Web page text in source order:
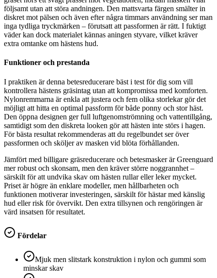
följsamt utan att störa andningen. Den mattsvarta färgen smälter in
diskret mot pälsen och även efter några timmars användning ser man
inga tydliga tryckmärken – förutsatt att passformen är rätt. I fuktigt
väder kan dock materialet kännas aningen styvare, vilket kräver
extra omtanke om hästens hud.
Funktioner och prestanda
I praktiken är denna betesreducerare bäst i test för dig som vill
kontrollera hästens gräsintag utan att kompromissa med komforten.
Nylonremmarna är enkla att justera och fem olika storlekar gör det
möjligt att hitta en optimal passform för både ponny och stor häst.
Den öppna designen ger full luftgenomströmning och vattentillgång,
samtidigt som den diskreta looken gör att hästen inte störs i hagen.
För bästa resultat rekommenderas att du regelbundet ser över
passformen och sköljer av masken vid blöta förhållanden.
Jämfört med billigare gräsreducerare och betesmasker är Greenguard
mer robust och skonsam, men den kräver större noggrannhet –
särskilt för att undvika skav om hästen rullar eller leker mycket.
Priset är högre än enklare modeller, men hållbarheten och
funktionen motiverar investeringen, särskilt för hästar med känslig
hud eller risk för övervikt. Den extra tillsynen och rengöringen är
värd insatsen för resultatet.
Fördelar
Mjuk men slitstark konstruktion i nylon och gummi som
minskar skav